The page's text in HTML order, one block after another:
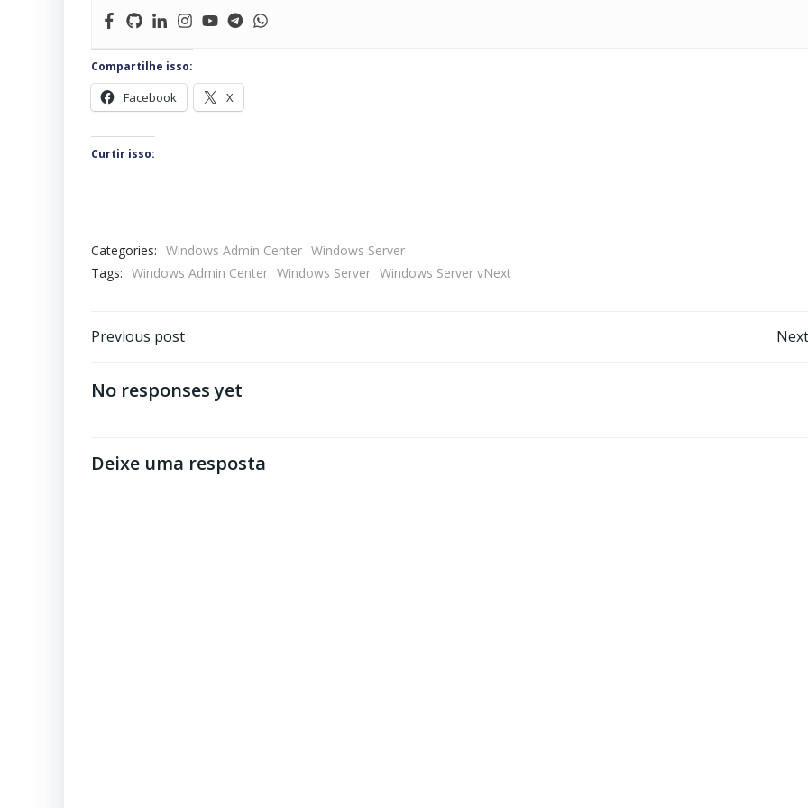
Compartilhe isso:
Facebook X
Curtir isso:
Categories: Windows Admin Center Windows Server
Tags: Windows Admin Center Windows Server Windows Server vNext
Navegação
de
Previous post
No responses yet
Deixe uma resposta